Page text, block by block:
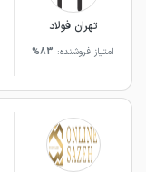
تهران فولاد
امتیاز فروشنده: 83%